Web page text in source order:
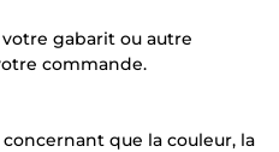
gabarit ou autre
commande.
que la couleur, la